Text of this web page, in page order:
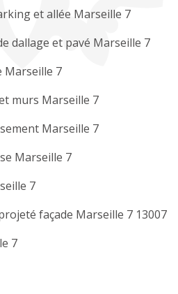
et allée Marseille 7
dallage et pavé Marseille 7
Marseille 7
murs Marseille 7
Marseille 7
Marseille 7
7
façade Marseille 7 13007
7